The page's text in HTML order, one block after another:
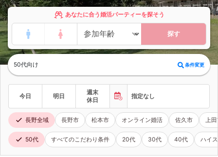
あなたに合う婚活パーティーを探そう
探す
50代向け 条件変更
今日 明日
週末
休日
指定なし
長野全域 長野市 松本市 オンライン婚活 佐久市 上
50代 すべてのこだわり条件 20代 30代 40代 ハイ